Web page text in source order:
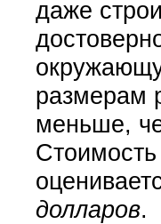
даже
размерам
меньше,
Стоимость
долларов.